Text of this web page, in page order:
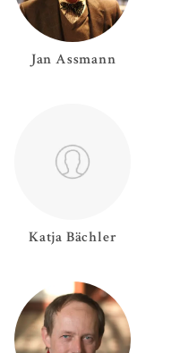
Jan Assmann
Katja Bächler